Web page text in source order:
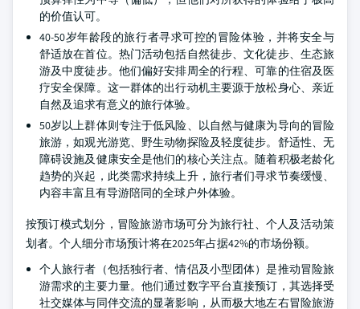
的价值认可。
40-50岁年龄段的旅行者寻求可控的冒险体验，并将安全与
舒适放在首位。热门活动包括自然徒步、文化徒步、生态旅
游及中度徒步。他们偏好安排周全的行程、可靠的住宿及医
疗安全保障。这一群体的出行动机主要源于放松身心、亲近
自然及追求有意义的旅行体验。
50岁以上群体则专注于低风险、以自然与健康为导向的冒险
旅游，如观光游览、野生动物探险及轻度徒步。舒适性、无
障碍设施及健康安全是他们的核心关注点。随着积极老龄化
趋势的兴起，此类需求持续上升，旅行者们寻求节奏缓慢、
内容丰富且有导游陪同的全球户外体验。
按预订模式划分，冒险旅游市场可分为旅行社、个人及活动策
划者。个人细分市场预计将在2025年占据42%的市场份额。
个人旅行者（包括独行者、情侣及小型团体）是推动冒险旅
游需求的主要力量。他们通过数字平台直接预订，其选择受
社交媒体与同伴交流的显著影响，从而极大地左右冒险旅游